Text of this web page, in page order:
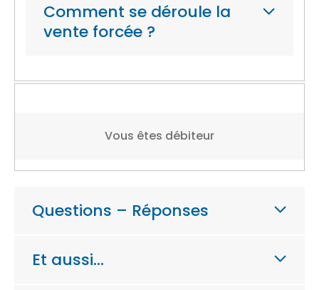
Comment se déroule la
vente forcée ?
Vous êtes débiteur
Questions – Réponses
Et aussi…